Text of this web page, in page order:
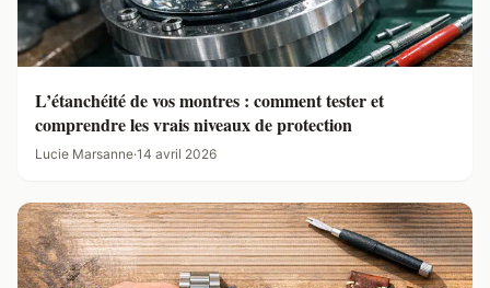
L’étanchéité de vos montres : comment tester et
comprendre les vrais niveaux de protection
Lucie Marsanne·14 avril 2026